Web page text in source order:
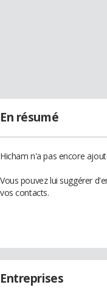
En résumé
Hicham n'a pas encore
Vous pouvez lui suggérer
vos contacts.
Entreprises